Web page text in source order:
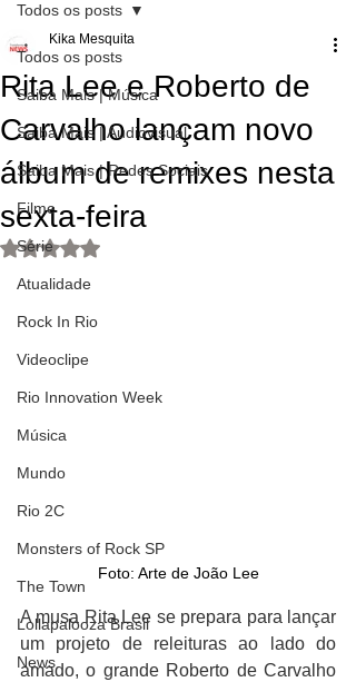
Todos os posts
Saiba Mais | Música
Saiba Mais | Audiovisual
Saiba Mais | Redes Sociais
Filme
Série
Atualidade
Rock In Rio
Videoclipe
Rio Innovation Week
Música
Mundo
Rio 2C
Monsters of Rock SP
The Town
Lollapalooza Brasil
News
Todos os posts
Rita Lee e Roberto de
Carvalho lançam novo
álbum de remixes nesta
sexta-feira
Kika Mesquita
Avaliado com NaN de 5 estrelas.
Foto: Arte de João Lee
A musa Rita Lee se prepara para lançar
um projeto de releituras ao lado do
amado, o grande Roberto de Carvalho